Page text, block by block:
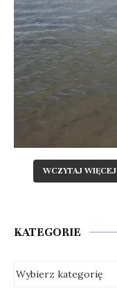
WCZYTAJ WIĘCEJ
KATEGORIE